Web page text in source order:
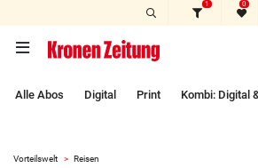
1 0
Alle Abos Digital Print Kombi: Digital
Vorteilswelt Reisen